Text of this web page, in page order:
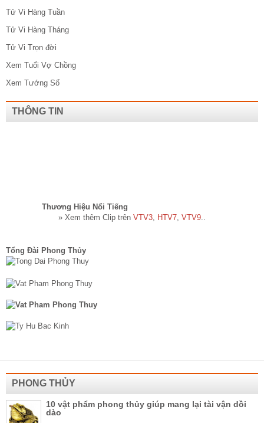
Tử Vi Hàng Tuần
Tử Vi Hàng Tháng
Tử Vi Trọn đời
Xem Tuổi Vợ Chồng
Xem Tướng Số
THÔNG TIN
Thương Hiệu Nổi Tiếng​
» Xem thêm Clip trên VTV3, HTV7, VTV9..
Tổng Đài Phong Thủy
PHONG THỦY
10 vật phẩm phong thủy giúp mang lại tài vận dồi
dào